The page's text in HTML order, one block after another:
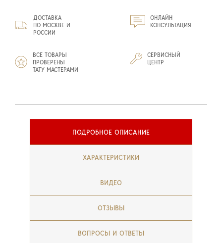
ДОСТАВКА
ПО МОСКВЕ И
РОССИИ
ОНЛАЙН
КОНСУЛЬТАЦИЯ
ВСЕ ТОВАРЫ
ПРОВЕРЕНЫ
ТАТУ МАСТЕРАМИ
СЕРВИСНЫЙ
ЦЕНТР
ПОДРОБНОЕ ОПИСАНИЕ
ХАРАКТЕРИСТИКИ
ВИДЕО
ОТЗЫВЫ
ВОПРОСЫ И ОТВЕТЫ